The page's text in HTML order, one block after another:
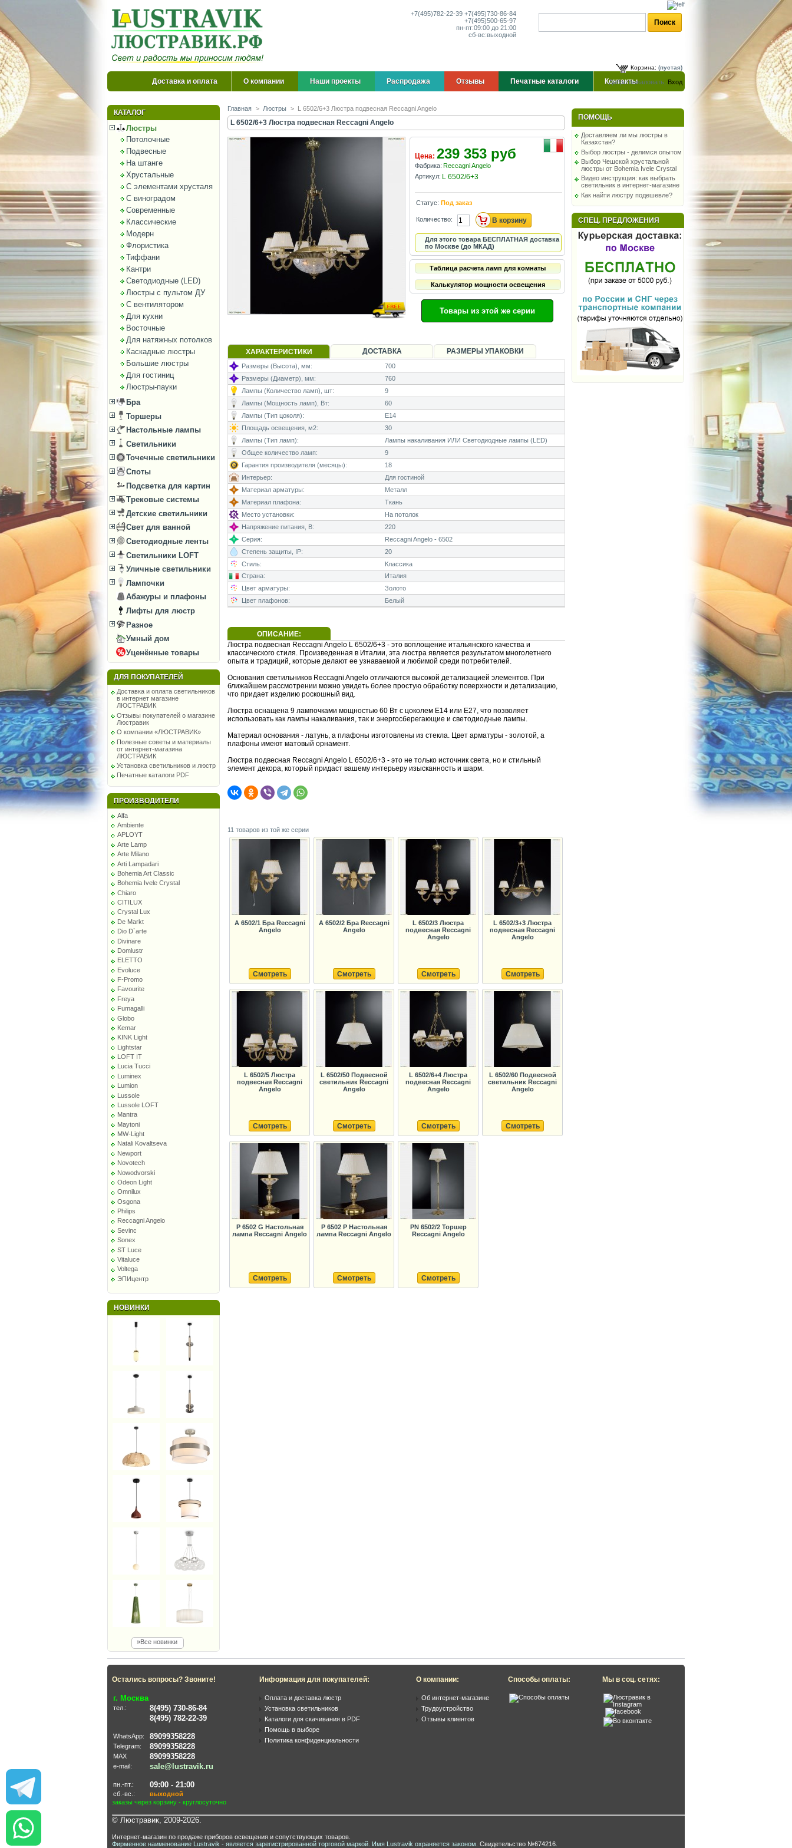
+7(495)782-22-39 +7(495)730-86-84
+7(495)500-65-97
пн-пт:09:00 до 21:00
сб-вс:выходной
Корзина: (пустая)
Добро пожаловать, Вход
Доставка и оплата О компании Наши проекты Распродажа Отзывы Печатные каталоги Контакты
КАТАЛОГ
Люстры
Потолочные
Подвесные
На штанге
Хрустальные
С элементами хрусталя
С виноградом
Современные
Классические
Модерн
Флористика
Тиффани
Кантри
Светодиодные (LED)
Люстры с пультом ДУ
С вентилятором
Для кухни
Восточные
Для натяжных потолков
Каскадные люстры
Большие люстры
Для гостиниц
Люстры-пауки
Бра
Торшеры
Настольные лампы
Светильники
Точечные светильники
Споты
Подсветка для картин
Трековые системы
Детские светильники
Свет для ванной
Светодиодные ленты
Светильники LOFT
Уличные светильники
Лампочки
Абажуры и плафоны
Лифты для люстр
Разное
Умный дом
Уценённые товары
ДЛЯ ПОКУПАТЕЛЕЙ
Доставка и оплата светильников
в интернет магазине
ЛЮСТРАВИК
Отзывы покупателей о магазине
Люстравик
О компании «ЛЮСТРАВИК»
Полезные советы и материалы
от интернет-магазина
ЛЮСТРАВИК
Установка светильников и люстр
Печатные каталоги PDF
ПРОИЗВОДИТЕЛИ
Alfa
Ambiente
APLOYT
Arte Lamp
Arte Milano
Arti Lampadari
Bohemia Art Classic
Bohemia Ivele Crystal
Chiaro
CITILUX
Crystal Lux
De Markt
Dio D`arte
Divinare
Domlustr
ELETTO
Evoluce
F-Promo
Favourite
Freya
Fumagalli
Globo
Kemar
KINK Light
Lightstar
LOFT IT
Lucia Tucci
Luminex
Lumion
Lussole
Lussole LOFT
Mantra
Maytoni
MW-Light
Natali Kovaltseva
Newport
Novotech
Nowodvorski
Odeon Light
Omnilux
Osgona
Philips
Reccagni Angelo
Sevinc
Sonex
ST Luce
Vitaluce
Voltega
ЭПИцентр
НОВИНКИ
»Все новинки
Главная > Люстры > L 6502/6+3 Люстра подвесная Reccagni Angelo
L 6502/6+3 Люстра подвесная Reccagni Angelo
Цена: 239 353 руб
Фабрика: Reccagni Angelo
Артикул: L 6502/6+3
Статус: Под заказ
Количество:
Для этого товара БЕСПЛАТНАЯ доставка
по Москве (до МКАД)
Таблица расчета ламп для комнаты
Калькулятор мощности освещения
Товары из этой же серии
ХАРАКТЕРИСТИКИ ДОСТАВКА РАЗМЕРЫ УПАКОВКИ
Размеры (Высота), мм:
700
Размеры (Диаметр), мм:
760
Лампы (Количество ламп), шт:
9
Лампы (Мощность ламп), Вт:
60
Лампы (Тип цоколя):
E14
Площадь освещения, м2:
30
Лампы (Тип ламп):
Лампы накаливания ИЛИ Светодиодные лампы (LED)
Общее количество ламп:
9
Гарантия производителя (месяцы):
18
Интерьер:
Для гостиной
Материал арматуры:
Металл
Материал плафона:
Ткань
Место установки:
На потолок
Напряжение питания, В:
220
Серия:
Reccagni Angelo - 6502
Степень защиты, IP:
20
Стиль:
Классика
Страна:
Италия
Цвет арматуры:
Золото
Цвет плафонов:
Белый
ОПИСАНИЕ:
Люстра подвесная Reccagni Angelo L 6502/6+3 - это воплощение итальянского качества и
классического стиля. Произведенная в Италии, эта люстра является результатом многолетнего
опыта и традиций, которые делают ее узнаваемой и любимой среди потребителей.
Основания светильников Reccagni Angelo отличаются высокой детализацией элементов. При
ближайшем рассмотрении можно увидеть более простую обработку поверхности и детализацию,
что придает изделию роскошный вид.
Люстра оснащена 9 лампочками мощностью 60 Вт с цоколем E14 или E27, что позволяет
использовать как лампы накаливания, так и энергосберегающие и светодиодные лампы.
Материал основания - латунь, а плафоны изготовлены из стекла. Цвет арматуры - золотой, а
плафоны имеют матовый орнамент.
Люстра подвесная Reccagni Angelo L 6502/6+3 - это не только источник света, но и стильный
элемент декора, который придаст вашему интерьеру изысканность и шарм.
11 товаров из той же серии
A 6502/1 Бра Reccagni
Angelo
Смотреть
A 6502/2 Бра Reccagni
Angelo
Смотреть
L 6502/3 Люстра
подвесная Reccagni
Angelo
Смотреть
L 6502/3+3 Люстра
подвесная Reccagni
Angelo
Смотреть
L 6502/5 Люстра
подвесная Reccagni
Angelo
Смотреть
L 6502/50 Подвесной
светильник Reccagni
Angelo
Смотреть
L 6502/6+4 Люстра
подвесная Reccagni
Angelo
Смотреть
L 6502/60 Подвесной
светильник Reccagni
Angelo
Смотреть
P 6502 G Настольная
лампа Reccagni Angelo
Смотреть
P 6502 P Настольная
лампа Reccagni Angelo
Смотреть
PN 6502/2 Торшер
Reccagni Angelo
Смотреть
ПОМОЩЬ
Доставляем ли мы люстры в
Казахстан?
Выбор люстры - делимся опытом
Выбор Чешской хрустальной
люстры от Bohemia Ivele Crystal
Видео инструкция: как выбрать
светильник в интернет-магазине
Как найти люстру подешевле?
СПЕЦ. ПРЕДЛОЖЕНИЯ
Остались вопросы? Звоните!
г. Москва
тел.:
8(495) 730-86-84
8(495) 782-22-39
WhatsApp: 89099358228
Telegram: 89099358228
MAX 89099358228
e-mail: sale@lustravik.ru
пн.-пт.: 09:00 - 21:00
сб.-вс.:
выходной
заказы через корзину - круглосуточно
Информация для покупателей:
Оплата и доставка люстр
Установка светильников
Каталоги для скачивания в PDF
Помощь в выборе
Политика конфиденциальности
О компании:
Об интернет-магазине
Трудоустройство
Отзывы клиентов
Способы оплаты: Мы в соц. сетях:
© Люстравик, 2009-2026.
Интернет-магазин по продаже приборов освещения и сопутствующих товаров.
Фирменное наименование Lustravik - является зарегистрированной торговой маркой. Имя Lustravik охраняется законом. Свидетельство №674216